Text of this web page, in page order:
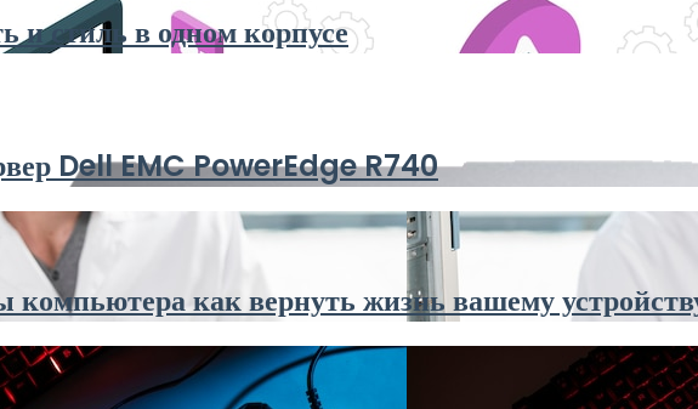
и стиль в одном корпусе
Dell EMC PowerEdge R740
компьютера как вернуть жизнь вашему